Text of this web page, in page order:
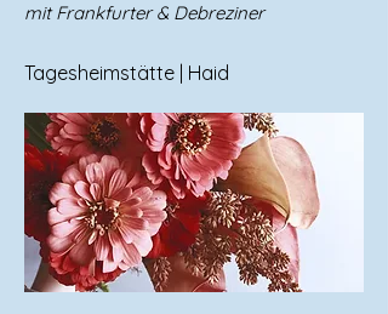
mit Frankfurter & Debreziner
Tagesheimstätte | Haid​